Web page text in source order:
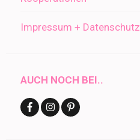
Impressum + Datenschutz
AUCH NOCH BEI..